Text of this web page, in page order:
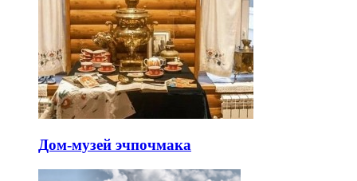
Дом-музей эчпочмака